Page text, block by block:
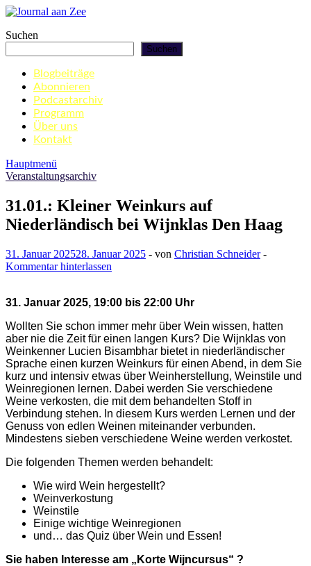
Zum
springen
Journal aan Zee
Suchen
Suchen
Blogbeiträge
Abonnieren
Podcastarchiv
Programm
Über uns
Kontakt
Hauptmenü
Veranstaltungsarchiv
31.01.: Kleiner Weinkurs auf
Niederländisch bei Wijnklas Den Haag
31. Januar 202528. Januar 2025 - von Christian Schneider-
Kommentar hinterlassen
31. Januar 2025, 19:00 bis 22:00 Uhr
Wollten Sie schon immer mehr über Wein wissen, hatten
aber nie die Zeit für einen langen Kurs? Die Wijnklas von
Weinkenner Lucien Bisambhar bietet in niederländischer
Sprache einen kurzen Weinkurs für einen Abend, in dem Sie
kurz und intensiv etwas über Weinherstellung, Weinstile und
Weinregionen lernen. Dabei werden Sie verschiedene
Weine verkosten, die mit dem behandelten Stoff in
Verbindung stehen. In diesem Kurs werden Lernen und der
Genuss von edlen Weinen miteinander verbunden.
Mindestens sieben verschiedene Weine werden verkostet.
Die folgenden Themen werden behandelt:
Wie wird Wein hergestellt?
Weinverkostung
Weinstile
Einige wichtige Weinregionen
und… das Quiz über Wein und Essen!
Sie haben Interesse am „Korte Wijncursus“ ?